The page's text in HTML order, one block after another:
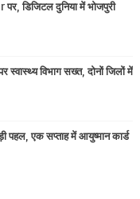
डिजिटल दुनिया में भोजपुरी
स्वास्थ्य विभाग सख्त, दोनों जिलों में
एक सप्ताह में आयुष्मान कार्ड